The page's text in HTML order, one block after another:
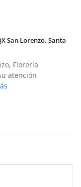
San Lorenzo, Santa
Florería
atención